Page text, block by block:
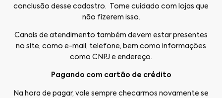
conclusão desse cadastro. Tome cuidado com lojas que
não fizerem isso.
Canais de atendimento também devem estar presentes
no site, como e-mail, telefone, bem como informações
como CNPJ e endereço.
Pagando com cartão de crédito
Na hora de pagar, vale sempre checarmos novamente se